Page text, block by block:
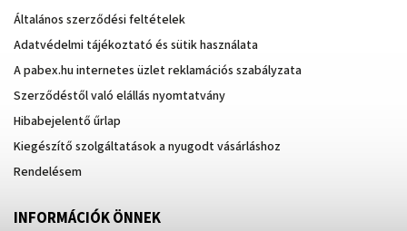
Általános szerződési feltételek
Adatvédelmi tájékoztató és sütik használata
A pabex.hu internetes üzlet reklamációs szabályzata
Szerződéstől való elállás nyomtatvány
Hibabejelentő űrlap
Kiegészítő szolgáltatások a nyugodt vásárláshoz
Rendelésem
INFORMÁCIÓK ÖNNEK